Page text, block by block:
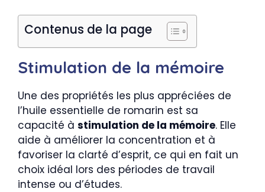
Contenus de la page
Stimulation de la mémoire
Une des propriétés les plus appréciées de
l’huile essentielle de romarin est sa
capacité à stimulation de la mémoire. Elle
aide à améliorer la concentration et à
favoriser la clarté d’esprit, ce qui en fait un
choix idéal lors des périodes de travail
intense ou d’études.